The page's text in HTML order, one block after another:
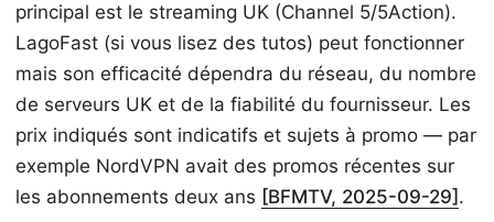
principal est le streaming UK (Channel 5/5Action).
LagoFast (si vous lisez des tutos) peut fonctionner
mais son efficacité dépendra du réseau, du nombre
de serveurs UK et de la fiabilité du fournisseur. Les
prix indiqués sont indicatifs et sujets à promo — par
exemple NordVPN avait des promos récentes sur
les abonnements deux ans [BFMTV, 2025-09-29] .